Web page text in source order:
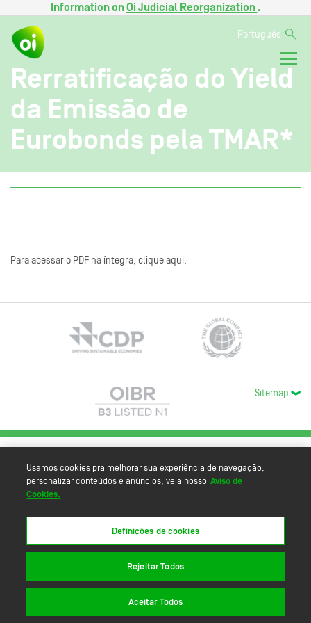
Information onOi Judicial Reorganization .
Português
Rerratificação do Yield
da Emissão de
Eurobonds pela TMAR*
Para acessar o PDF na íntegra, clique aqui.
Sitemap
Usamos cookies pra melhorar sua experiência de navegação,
personalizar conteúdos e anúncios, veja nosso Aviso de
Cookies.
Definições de cookies
Rejeitar Todos
Aceitar Todos